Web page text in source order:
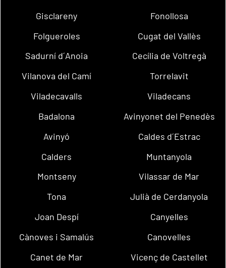
Gisclareny
Fonollosa
Folgueroles
Cugat del Vallès
Sadurní d´Anoia
Cecília de Voltregà
Vilanova del Camí
Torrelavit
Viladecavalls
Viladecans
Badalona
Avinyonet del Penedès
Avinyó
Caldes d´Estrac
Calders
Muntanyola
Montseny
Vilassar de Mar
Tona
Julià de Cerdanyola
Joan Despí
Canyelles
Cànoves i Samalús
Canovelles
Canet de Mar
Vicenç de Castellet